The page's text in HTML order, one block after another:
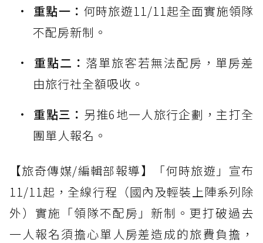
重點一： 何時旅遊11/11起全面實施領隊
不配房新制。
重點二： 落單旅客若無法配房，單房差
由旅行社全額吸收。
重點三： 另推6地一人旅行企劃，主打全
團單人報名。
【旅奇傳媒/編輯部報導】「何時旅遊」宣布
11/11起，全線行程（國內及輕裝上陣系列除
外）實施「領隊不配房」新制。更打破過去
一人報名須擔心單人房差造成的旅費負擔，